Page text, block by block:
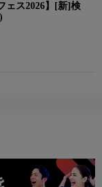
ェス2026】[新]検